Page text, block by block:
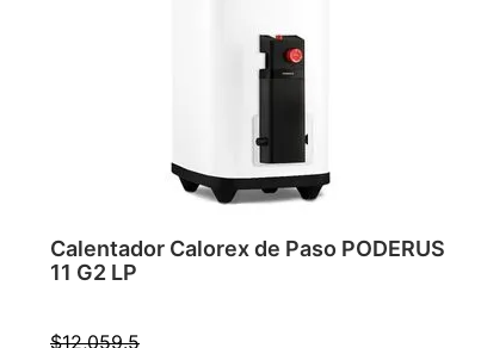
Calentador Calorex de Paso PODERUS
11 G2 LP
$12,059.5